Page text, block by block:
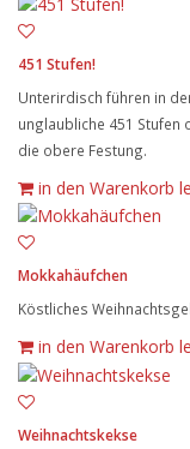
451 Stufen!
Unterirdisch führen in
unglaubliche 451 Stufen
die obere Festung.
in den Warenkorb
Mokkahäufchen
Köstliches
in den Warenkorb
Weihnachtskekse